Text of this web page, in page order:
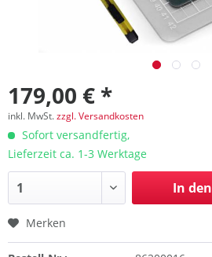
179,00 € *
inkl. MwSt.zzgl. Versandkosten
Sofort versandfertig,
Lieferzeit ca. 1-3 Werktage
In den
Merken